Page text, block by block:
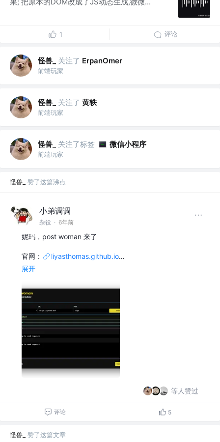
1 评论
怪兽_ 关注了 ErpanOmer
前端玩家
怪兽_ 关注了 黄轶
前端玩家
怪兽_ 关注了标签 微信小程序
前端玩家
怪兽_ 赞了这篇沸点
小弟调调
杂役 · 6年前
妮玛，post woman 来了
官网： liyasthomas.github.io…
展开
等人赞过
评论 5
怪兽_ 赞了这篇文章